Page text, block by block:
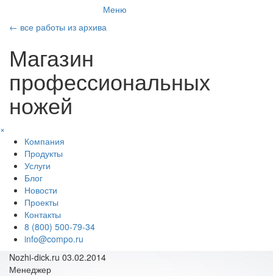
Меню
← все работы из архива
Магазин
профессиональных
ножей
×
Компания
Продукты
Услуги
Блог
Новости
Проекты
Контакты
8 (800) 500-79-34
info@compo.ru
Nozhi-dick.ru 03.02.2014
Менеджер